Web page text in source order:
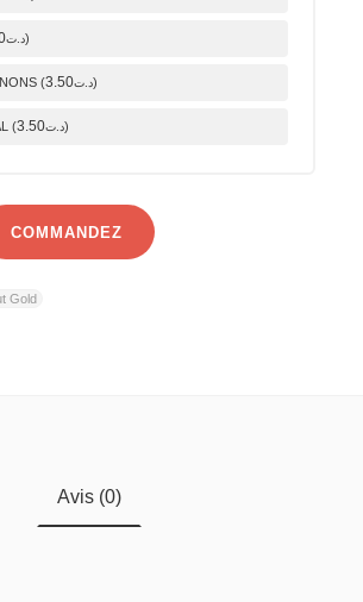
د.ت)
( د.ت 3.50 )
( د.ت 3.50 )
COMMANDEZ
Gold
Avis (0)